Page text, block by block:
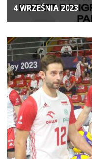
4 WRZEŚNIA 2023